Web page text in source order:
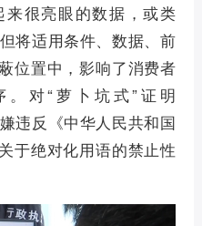
很亮眼的数据，或类
将适用条件、数据、前
位置中，影响了消费者
对“萝卜坑式”证明
违反《中华人民共和国
于绝对化用语的禁止性